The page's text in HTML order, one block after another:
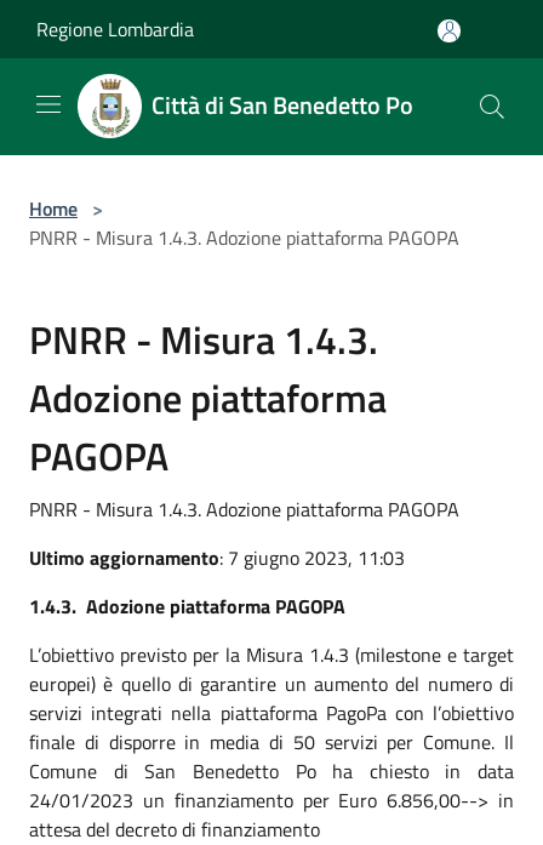
Regione Lombardia
Città di San Benedetto Po
Home >
PNRR - Misura 1.4.3. Adozione piattaforma PAGOPA
PNRR - Misura 1.4.3.
Adozione piattaforma
PAGOPA
PNRR - Misura 1.4.3. Adozione piattaforma PAGOPA
Ultimo aggiornamento: 7 giugno 2023, 11:03
1.4.3. Adozione piattaforma PAGOPA
L’obiettivo previsto per la Misura 1.4.3 (milestone e target
europei) è quello di garantire un aumento del numero di
servizi integrati nella piattaforma PagoPa con l’obiettivo
finale di disporre in media di 50 servizi per Comune. Il
Comune di San Benedetto Po ha chiesto in data
24/01/2023 un finanziamento per Euro 6.856,00--> in
attesa del decreto di finanziamento